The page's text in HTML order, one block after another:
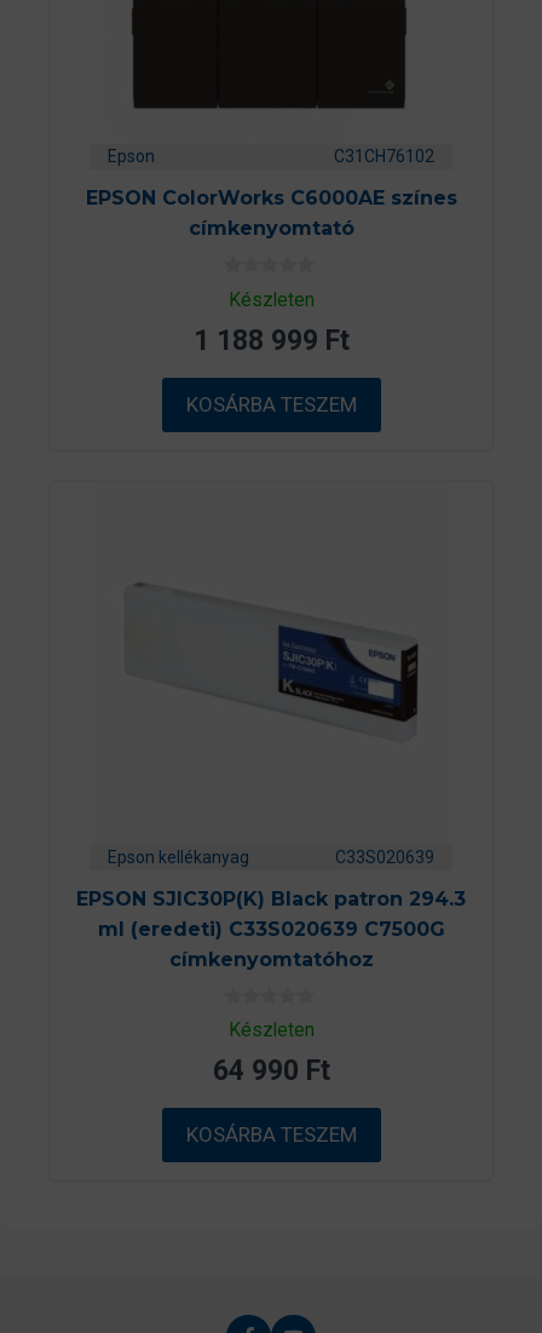
Epson C31CH76102
EPSON ColorWorks C6000AE színes
címkenyomtató
0
a
b
ő
l
Készleten
1 188 999 Ft
KOSÁRBA TESZEM
Epson kellékanyag C33S020639
EPSON SJIC30P(K) Black patron 294.3
ml (eredeti) C33S020639 C7500G
címkenyomtatóhoz
0
a
5
b
ő
l
Készleten
64 990 Ft
KOSÁRBA TESZEM